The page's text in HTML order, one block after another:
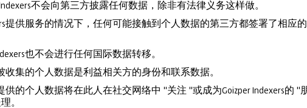
不会向第三方披露任何数据，除非有法律义务这样做。
提供服务的情况下，任何可能接触到个人数据的第三方都签署了相应
也不会进行任何国际数据转移。
收集的个人数据是利益相关方的身份和联系数据。
供的个人数据将在此人在社交网络中 "关注 "或成为Goizper Indexers的
。